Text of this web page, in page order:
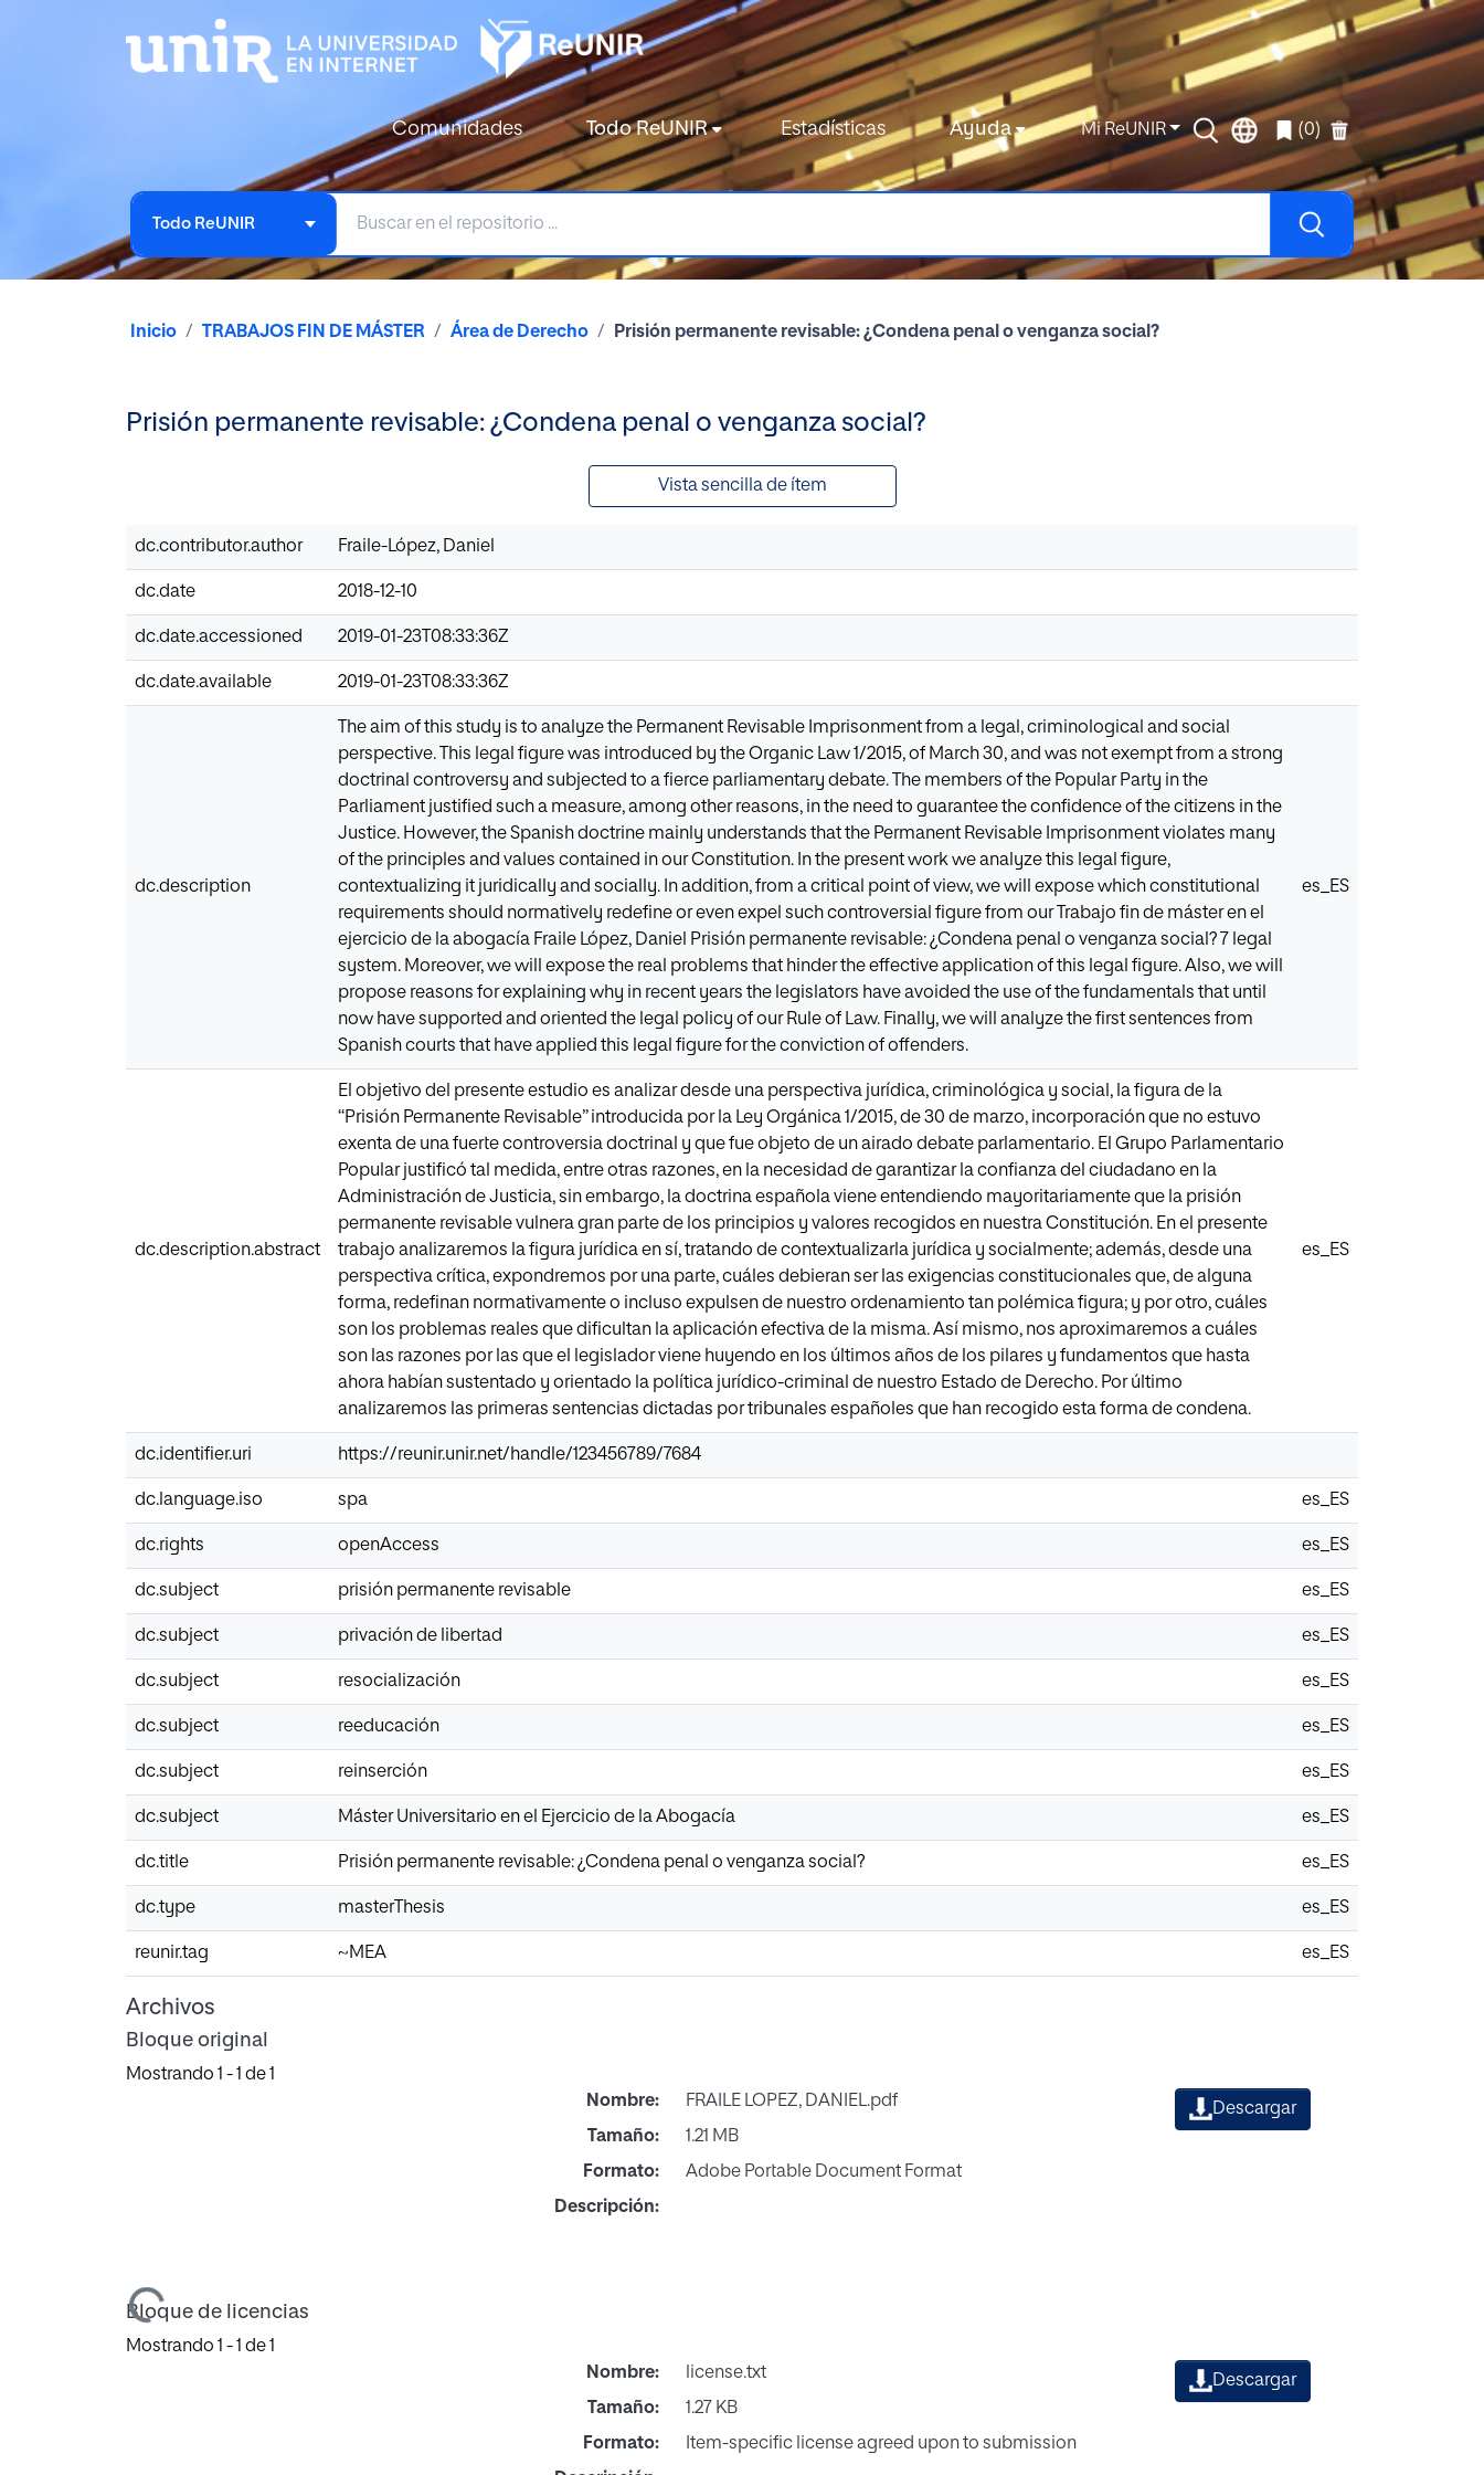
Comunidades Todo ReUNIR Estadísticas Ayuda Mi ReUNIR (0)
Todo ReUNIR
Inicio TRABAJOS FIN DE MÁSTER Área de Derecho Prisión permanente revisable: ¿Condena penal o venganza social?
Prisión permanente revisable: ¿Condena penal o venganza social?
Vista sencilla de ítem
dc.contributor.author Fraile-López, Daniel
dc.date 2018-12-10
dc.date.accessioned 2019-01-23T08:33:36Z
dc.date.available 2019-01-23T08:33:36Z
dc.description
The aim of this study is to analyze the Permanent Revisable Imprisonment from a legal, criminological and social
perspective. This legal figure was introduced by the Organic Law 1/2015, of March 30, and was not exempt from a strong
doctrinal controversy and subjected to a fierce parliamentary debate. The members of the Popular Party in the
Parliament justified such a measure, among other reasons, in the need to guarantee the confidence of the citizens in the
Justice. However, the Spanish doctrine mainly understands that the Permanent Revisable Imprisonment violates many
of the principles and values contained in our Constitution. In the present work we analyze this legal figure,
contextualizing it juridically and socially. In addition, from a critical point of view, we will expose which constitutional
requirements should normatively redefine or even expel such controversial figure from our Trabajo fin de máster en el
ejercicio de la abogacía Fraile López, Daniel Prisión permanente revisable: ¿Condena penal o venganza social? 7 legal
system. Moreover, we will expose the real problems that hinder the effective application of this legal figure. Also, we will
propose reasons for explaining why in recent years the legislators have avoided the use of the fundamentals that until
now have supported and oriented the legal policy of our Rule of Law. Finally, we will analyze the first sentences from
Spanish courts that have applied this legal figure for the conviction of offenders.
es_ES
dc.description.abstract
El objetivo del presente estudio es analizar desde una perspectiva jurídica, criminológica y social, la figura de la
“Prisión Permanente Revisable” introducida por la Ley Orgánica 1/2015, de 30 de marzo, incorporación que no estuvo
exenta de una fuerte controversia doctrinal y que fue objeto de un airado debate parlamentario. El Grupo Parlamentario
Popular justificó tal medida, entre otras razones, en la necesidad de garantizar la confianza del ciudadano en la
Administración de Justicia, sin embargo, la doctrina española viene entendiendo mayoritariamente que la prisión
permanente revisable vulnera gran parte de los principios y valores recogidos en nuestra Constitución. En el presente
trabajo analizaremos la figura jurídica en sí, tratando de contextualizarla jurídica y socialmente; además, desde una
perspectiva crítica, expondremos por una parte, cuáles debieran ser las exigencias constitucionales que, de alguna
forma, redefinan normativamente o incluso expulsen de nuestro ordenamiento tan polémica figura; y por otro, cuáles
son los problemas reales que dificultan la aplicación efectiva de la misma. Así mismo, nos aproximaremos a cuáles
son las razones por las que el legislador viene huyendo en los últimos años de los pilares y fundamentos que hasta
ahora habían sustentado y orientado la política jurídico-criminal de nuestro Estado de Derecho. Por último
analizaremos las primeras sentencias dictadas por tribunales españoles que han recogido esta forma de condena.
es_ES
dc.identifier.uri https://reunir.unir.net/handle/123456789/7684
dc.language.iso spa es_ES
dc.rights openAccess es_ES
dc.subject prisión permanente revisable es_ES
dc.subject privación de libertad es_ES
dc.subject resocialización es_ES
dc.subject reeducación es_ES
dc.subject reinserción es_ES
dc.subject Máster Universitario en el Ejercicio de la Abogacía es_ES
dc.title Prisión permanente revisable: ¿Condena penal o venganza social? es_ES
dc.type masterThesis es_ES
reunir.tag ~MEA es_ES
Archivos
Bloque original
Mostrando 1 - 1 de 1
Cargando...
Nombre:
FRAILE LOPEZ, DANIEL.pdf
Tamaño:
1.21 MB
Formato:
Adobe Portable Document Format
Descripción:
Descargar
Bloque de licencias
Mostrando 1 - 1 de 1
Nombre:
license.txt
Tamaño:
1.27 KB
Formato:
Item-specific license agreed upon to submission
Descargar